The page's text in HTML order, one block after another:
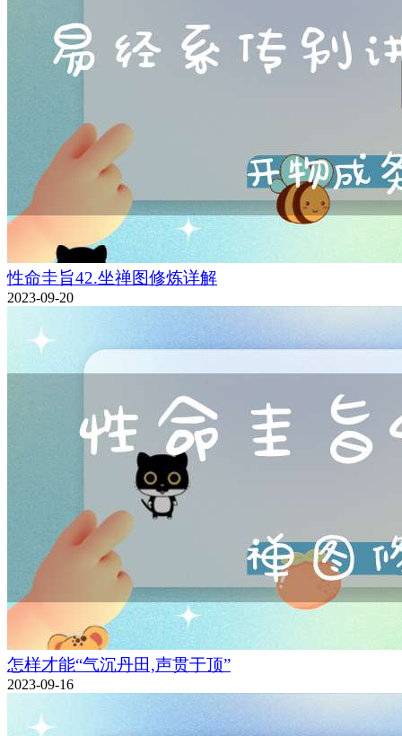
性命圭旨42.坐禅图修炼详解
2023-09-20
怎样才能“气沉丹田,声贯于顶”
2023-09-16